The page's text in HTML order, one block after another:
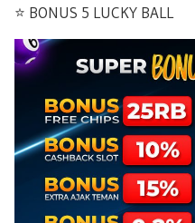
⭐️ BONUS 5 LUCKY BALL